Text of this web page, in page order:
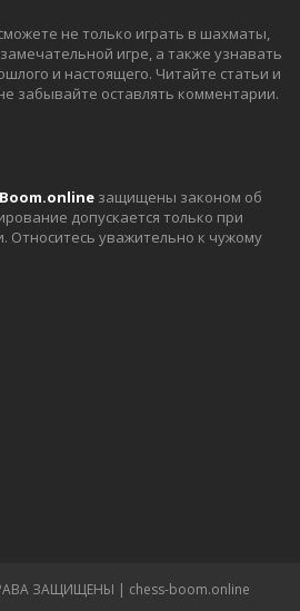
не только играть в шахматы,
игре, а также узнавать
и настоящего. Читайте статьи и
забывайте оставлять комментарии.
защищены законом об
допускается только при
Относитесь уважительно к чужому
ЗАЩИЩЕНЫ | chess-boom.online